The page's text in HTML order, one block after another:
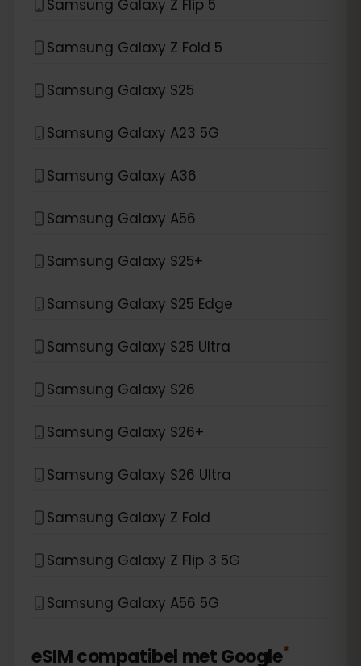
Samsung Galaxy Z Flip 5
Samsung Galaxy Z Fold 5
Samsung Galaxy S25
Samsung Galaxy A23 5G
Samsung Galaxy A36
Samsung Galaxy A56
Samsung Galaxy S25+
Samsung Galaxy S25 Edge
Samsung Galaxy S25 Ultra
Samsung Galaxy S26
Samsung Galaxy S26+
Samsung Galaxy S26 Ultra
Samsung Galaxy Z Fold
Samsung Galaxy Z Flip 3 5G
Samsung Galaxy A56 5G
eSIM compatibel metGoogle*